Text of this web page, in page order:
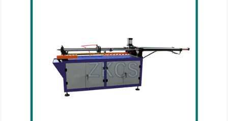
POLÍTICA